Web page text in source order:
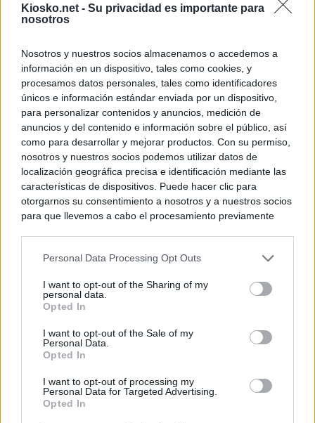
Kiosko.net - Su privacidad es importante para
nosotros
Nosotros y nuestros socios almacenamos o accedemos a
información en un dispositivo, tales como cookies, y
procesamos datos personales, tales como identificadores
únicos e información estándar enviada por un dispositivo,
para personalizar contenidos y anuncios, medición de
anuncios y del contenido e información sobre el público, así
como para desarrollar y mejorar productos. Con su permiso,
nosotros y nuestros socios podemos utilizar datos de
localización geográfica precisa e identificación mediante las
características de dispositivos. Puede hacer clic para
otorgarnos su consentimiento a nosotros y a nuestros socios
para que llevemos a cabo el procesamiento previamente
negar su consentimiento. Tenga en cuenta que algún
de su consentimiento, pero usted tiene el derecho de
rechazar tal procesamiento. Sus preferencias se aplicarán
cualquier momento entrando de nuevo en este sitio web o
visitando nuestra política de privacidad.
Personal Data Processing Opt Outs
I want to opt-out of the Sharing of my
personal data.
Opted In
I want to opt-out of the Sale of my
Personal Data.
Opted In
I want to opt-out of processing my
Personal Data for Targeted Advertising.
Opted In